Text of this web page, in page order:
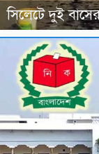
সিলেটে দুই